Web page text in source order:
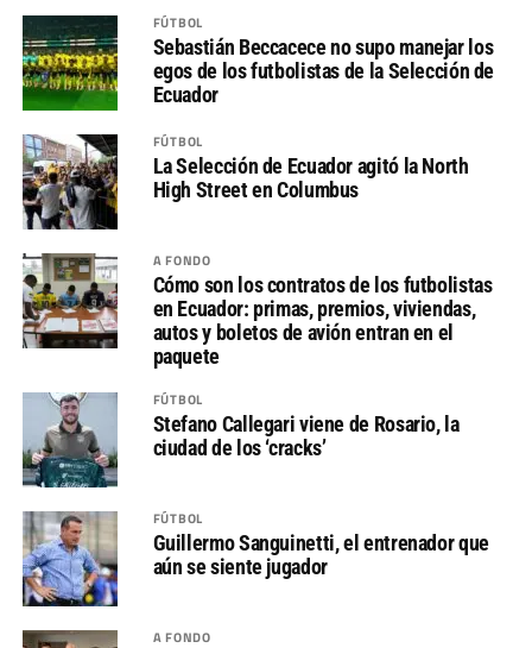
FÚTBOL
Sebastián Beccacece no supo manejar los
egos de los futbolistas de la Selección de
Ecuador
FÚTBOL
La Selección de Ecuador agitó la North
High Street en Columbus
A FONDO
Cómo son los contratos de los futbolistas
en Ecuador: primas, premios, viviendas,
autos y boletos de avión entran en el
paquete
FÚTBOL
Stefano Callegari viene de Rosario, la
ciudad de los ‘cracks’
FÚTBOL
Guillermo Sanguinetti, el entrenador que
aún se siente jugador
A FONDO